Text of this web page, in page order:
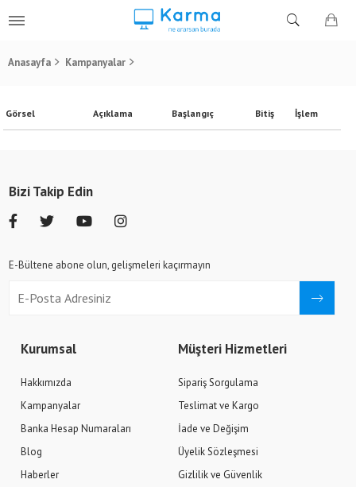
Anasayfa Kampanyalar
Görsel Açıklama Başlangıç Bitiş İşlem
Kurumsal
Hakkımızda
Kampanyalar
Banka Hesap Numaraları
Blog
Haberler
Müşteri Hizmetleri
Sipariş Sorgulama
Teslimat ve Kargo
İade ve Değişim
Üyelik Sözleşmesi
Gizlilik ve Güvenlik
Bizi Takip Edin
E-Bültene abone olun, gelişmeleri kaçırmayın